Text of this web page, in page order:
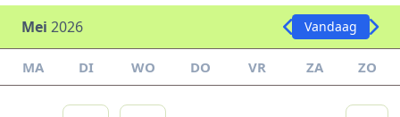
Mei 2026 Vandaag
MA DI WO DO VR ZA ZO